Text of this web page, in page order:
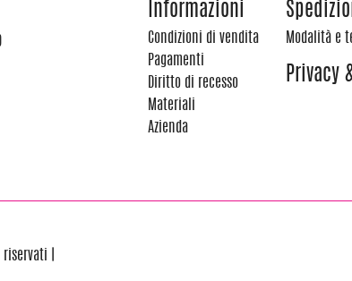
Informazioni
Condizioni di vendita
Pagamenti
Diritto di recesso
Materiali
Azienda
Modalità e
Privacy
|